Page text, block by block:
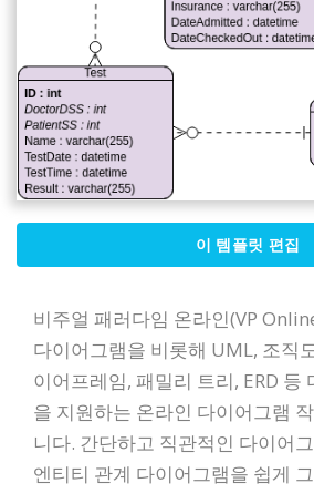
이 템플릿 편집
비주얼 패러다임 온라인(VP
다이어그램을 비롯해 UML, 조직
이어프레임, 패밀리 트리, ERD 등
을 지원하는 온라인 다이어그램
니다. 간단하고 직관적인 다이어
엔티티 관계 다이어그램을 쉽게